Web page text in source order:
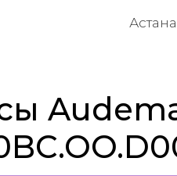
Астана